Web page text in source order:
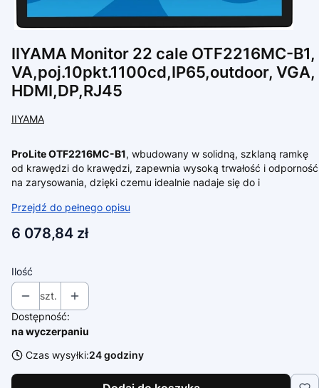
IIYAMA Monitor 22 cale OTF2216MC-B1,
VA,poj.10pkt.1100cd,IP65,outdoor, VGA,
HDMI,DP,RJ45
IIYAMA
ProLite OTF2216MC-B1, wbudowany w solidną, szklaną ramkę
od krawędzi do krawędzi, zapewnia wysoką trwałość i odporność
na zarysowania, dzięki czemu idealnie nadaje się do i
Przejdź do pełnego opisu
Cena
6 078,84 zł
Ilość
szt.
Dostępność:
na wyczerpaniu
Czas wysyłki:24 godziny